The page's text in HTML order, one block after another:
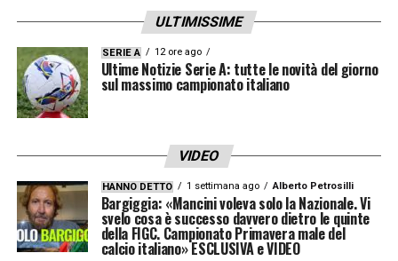
ULTIMISSIME
SERIE A 12 ore ago
Ultime Notizie Serie A: tutte le novità del giorno
sul massimo campionato italiano
VIDEO
HANNO DETTO 1 settimana ago Alberto Petrosilli
Bargiggia: «Mancini voleva solo la Nazionale. Vi
svelo cosa è successo davvero dietro le quinte
della FIGC. Campionato Primavera male del
calcio italiano» ESCLUSIVA e VIDEO